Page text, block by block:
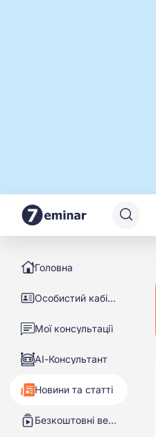
Головна
Особистий кабінет
Мої консультації
АІ-Консультант
Новини та статті
Безкоштовні вебінари